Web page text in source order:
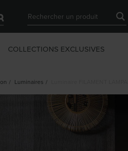
COLLECTIONS EXCLUSIVES
/ Luminaires /